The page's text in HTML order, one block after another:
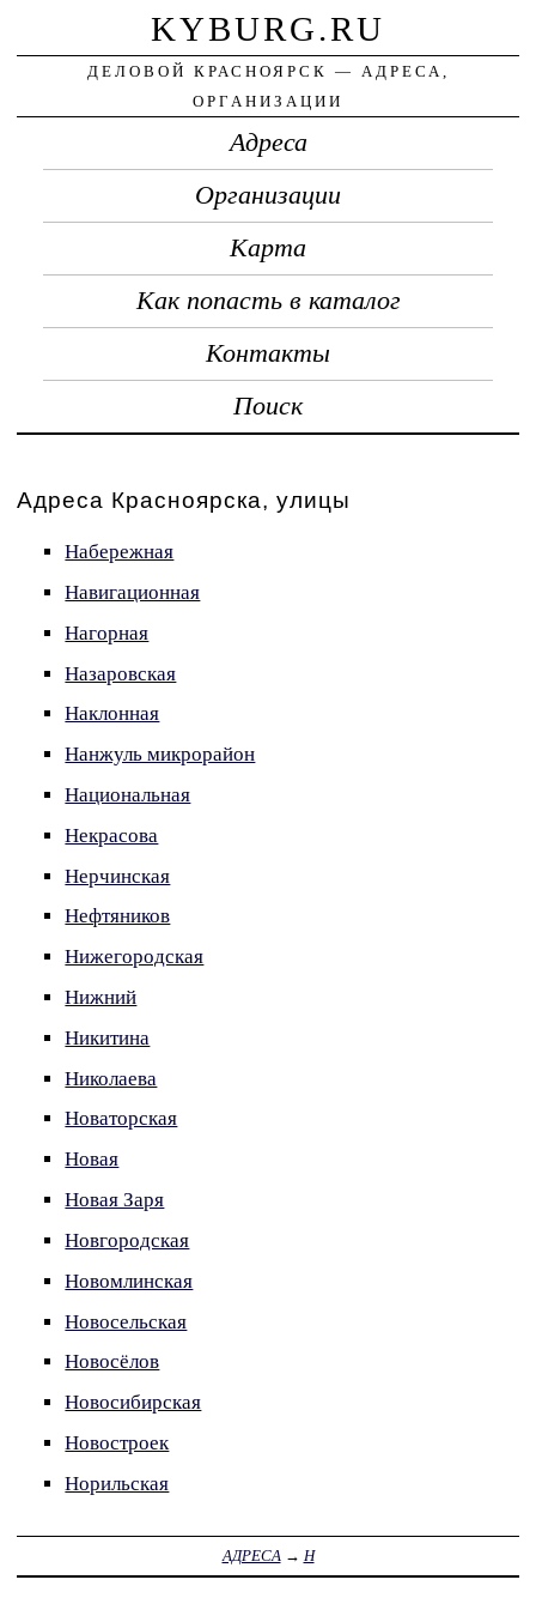
KYBURG.RU
ДЕЛОВОЙ КРАСНОЯРСК — АДРЕСА,
ОРГАНИЗАЦИИ
Адреса
Организации
Карта
Как попасть в каталог
Контакты
Поиск
Адреса Красноярска, улицы
Набережная
Навигационная
Нагорная
Назаровская
Наклонная
Нанжуль микрорайон
Национальная
Некрасова
Нерчинская
Нефтяников
Нижегородская
Нижний
Никитина
Николаева
Новаторская
Новая
Новая Заря
Новгородская
Новомлинская
Новосельская
Новосёлов
Новосибирская
Новостроек
Норильская
АДРЕСА→ Н